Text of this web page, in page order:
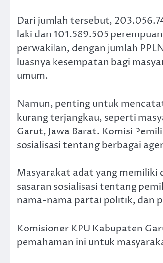
Dari jumlah tersebut,
laki dan 101.589.505
perwakilan, dengan jumlah
luasnya kesempatan bagi
umum.
Namun, penting untuk
kurang terjangkau, seperti
Garut, Jawa Barat. Komisi
sosialisasi tentang berbagai
Masyarakat adat yang memiliki
sasaran sosialisasi tentang
nama-nama partai politik, dan
Komisioner KPU Kabupaten
pemahaman ini untuk